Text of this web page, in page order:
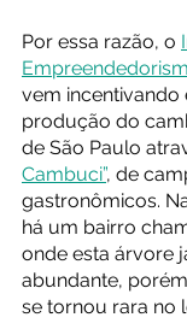
Por essa razão, o
vem
produção do
de São Paulo
Cambuci”, de
gastronômicos.
há um bairro
onde esta árvore
abundante,
se tornou rara no